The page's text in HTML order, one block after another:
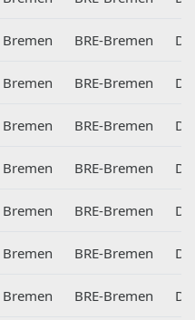
Bremen BRE-Bremen
Bremen BRE-Bremen
Bremen BRE-Bremen
Bremen BRE-Bremen
Bremen BRE-Bremen
Bremen BRE-Bremen
Bremen BRE-Bremen